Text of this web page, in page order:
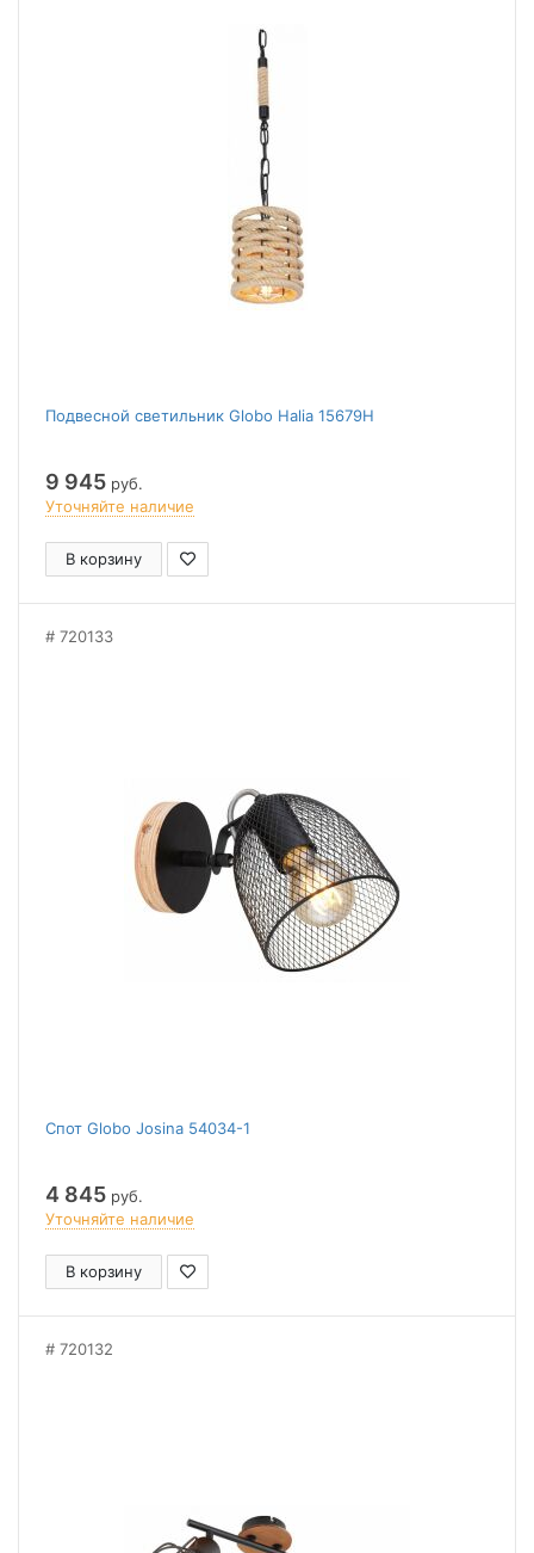
Подвесной светильник Globo Halia 15679H
9 945 руб.
Уточняйте наличие
В корзину
720133
Спот Globo Josina 54034-1
4 845 руб.
Уточняйте наличие
В корзину
720132